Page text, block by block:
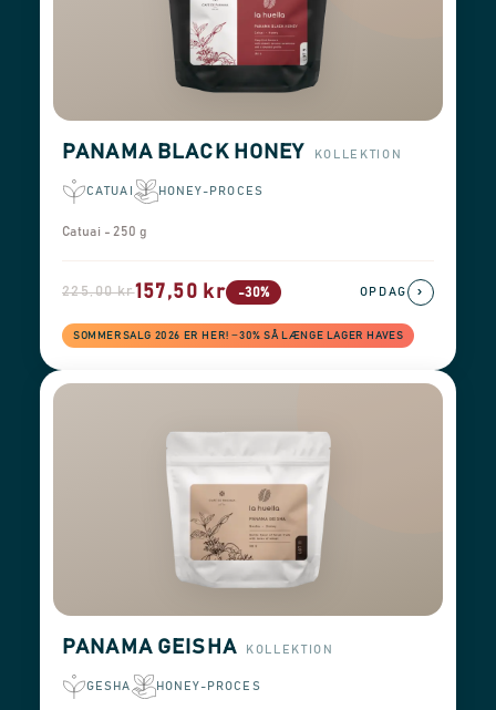
PANAMA BLACK HONEY KOLLEKTION
CATUAI HONEY-PROCES
Catuai - 250 g
225,00 kr157,50 kr -30%
SOMMERSALG 2026 ER HER! −30% SÅ LÆNGE LAGER HAVES
OPDAG ›
PANAMA GEISHA KOLLEKTION
GESHA HONEY-PROCES